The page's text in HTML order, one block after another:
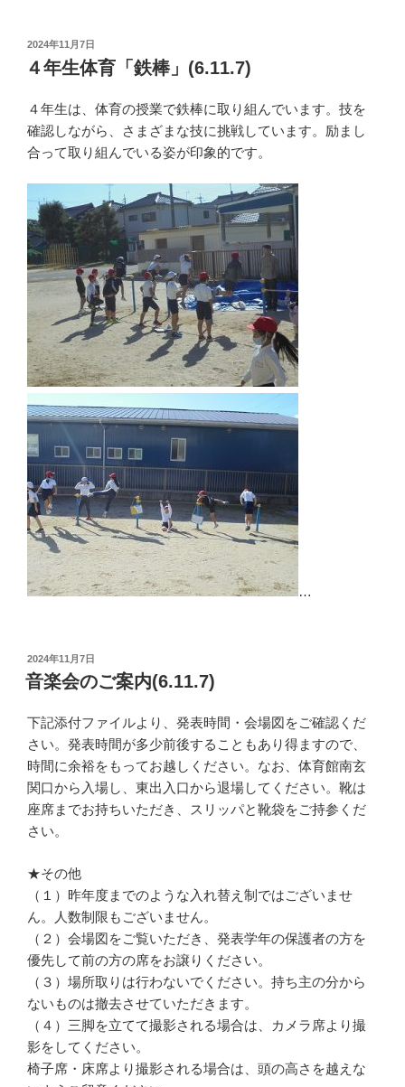
投
稿
日:
2024年11月7日
４年生体育「鉄棒」(6.11.7)
４年生は、体育の授業で鉄棒に取り組んでいます。技を
確認しながら、さまざまな技に挑戦しています。励まし
合って取り組んでいる姿が印象的です。
…
投
稿
日:
2024年11月7日
音楽会のご案内(6.11.7)
下記添付ファイルより、発表時間・会場図をご確認くだ
さい。発表時間が多少前後することもあり得ますので、
時間に余裕をもってお越しください。なお、体育館南玄
関口から入場し、東出入口から退場してください。靴は
座席までお持ちいただき、スリッパと靴袋をご持参くだ
さい。
★その他
（１）昨年度までのような入れ替え制ではございませ
ん。人数制限もございません。
（２）会場図をご覧いただき、発表学年の保護者の方を
優先して前の方の席をお譲りください。
（３）場所取りは行わないでください。持ち主の分から
ないものは撤去させていただきます。
（４）三脚を立てて撮影される場合は、カメラ席より撮
影をしてください。
椅子席・床席より撮影される場合は、頭の高さを越えな